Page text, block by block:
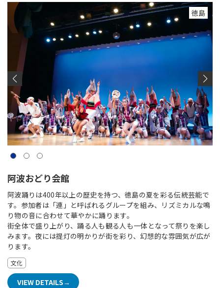
徳島
阿波おどり会館
阿波踊りは400年以上の歴史を持つ、徳島の夏を彩る伝統芸能で
す。参加者は「連」と呼ばれるグループを組み、リズミカルな鳴
り物の音に合わせて華やかに踊ります。
街全体で盛り上がり、踊る人も観る人も一体となって祭りを楽し
みます。夜には提灯の明かりが街を彩り、幻想的な雰囲気が広が
ります。
文化
VIEW DETAILS